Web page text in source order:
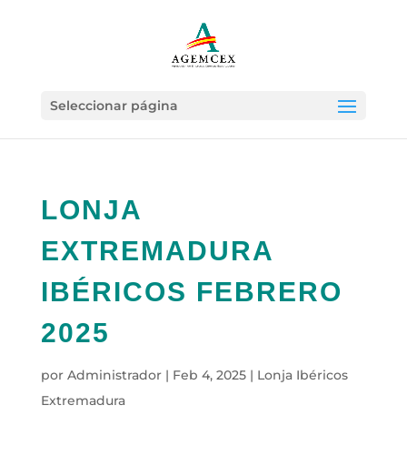
Seleccionar página
LONJA
EXTREMADURA
IBÉRICOS FEBRERO
2025
por Administrador| Feb 4, 2025| Lonja Ibéricos
Extremadura